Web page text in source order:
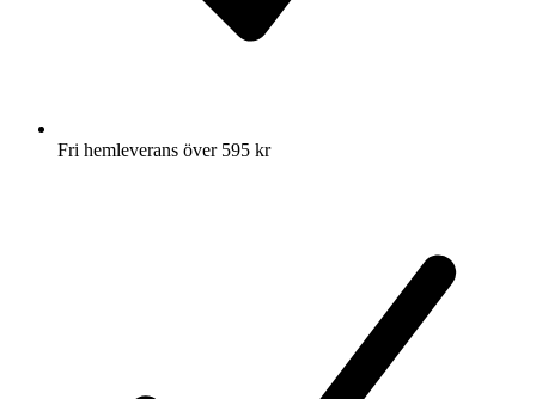
Fri hemleverans över 595 kr